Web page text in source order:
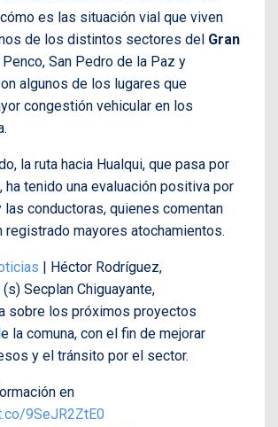
es las situación vial que viven
de los distintos sectores del Gran
Penco, San Pedro de la Paz y
algunos de los lugares que
congestión vehicular en los
la ruta hacia Hualqui, que pasa por
, ha tenido una evaluación positiva por
conductoras, quienes comentan
registrado mayores atochamientos.
| Héctor Rodríguez,
Secplan Chiguayante,
sobre los próximos proyectos
la comuna, con el fin de mejorar
y el tránsito por el sector.
en
9SeJR2ZtE0